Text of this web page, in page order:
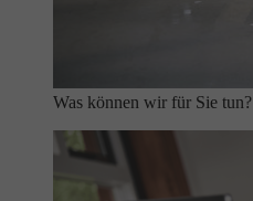
Was können wir für Sie tun?